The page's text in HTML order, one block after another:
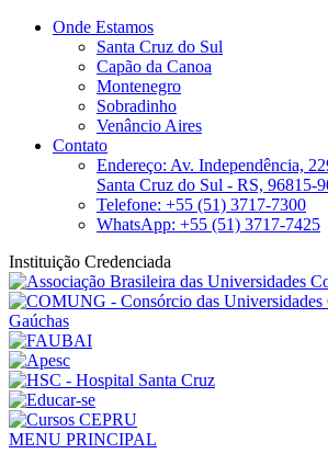
Onde Estamos
Santa Cruz do Sul
Capão da Canoa
Montenegro
Sobradinho
Venâncio Aires
Contato
Endereço: Av. Independência,
Santa Cruz do Sul - RS, 96815-
Telefone: +55 (51) 3717-7300
WhatsApp: +55 (51) 3717-7425
Instituição Credenciada
MENU PRINCIPAL